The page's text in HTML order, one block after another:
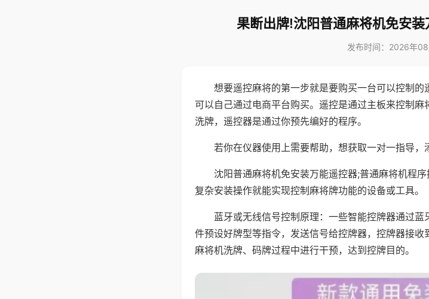
果断出牌!沈阳普通麻将机免安
发布时间：2026年
想要遥控麻将的第一步就是要购买一台可以控制
可以自己通过电商平台购买。遥控是通过主板来控制
洗牌，遥控器是通过你预先编好的程序。
若你在仪器使用上需要帮助，想获取一对一指导
沈阳普通麻将机免安装万能遥控器;普通麻将机程
复杂安装操作就能实现控制麻将牌功能的设备或工具。
蓝牙或无线信号控制原理：一些智能控牌器通过
件预设好牌型等指令，发送信号给控牌器，控牌器接
麻将机洗牌、码牌过程中进行干预，达到控牌目的。